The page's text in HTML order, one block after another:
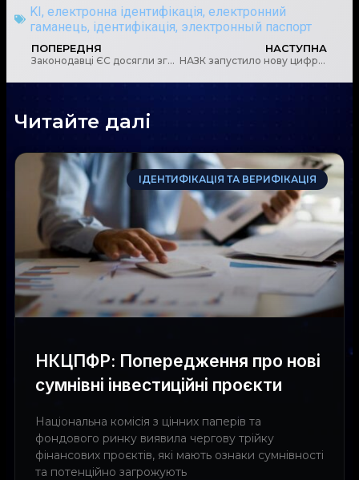
KI, електронна ідентифікація, електронний
гаманець, ідентифікація, электронный паспорт
ПОПЕРЕДНЯ
Законодавці ЄС досягли згоди щодо спрощення миттєвих платежів у євро
НАСТУПНА
НАЗК запустило нову цифрову функцію Антикорупційного порталу
Читайте далі
ІДЕНТИФІКАЦІЯ ТА ВЕРИФІКАЦІЯ
НКЦПФР: Попередження про нові
сумнівні інвестиційні проєкти
Національна комісія з цінних паперів та
фондового ринку виявила чергову трійку
фінансових проєктів, які мають ознаки сумнівності
та потенційно загрожують